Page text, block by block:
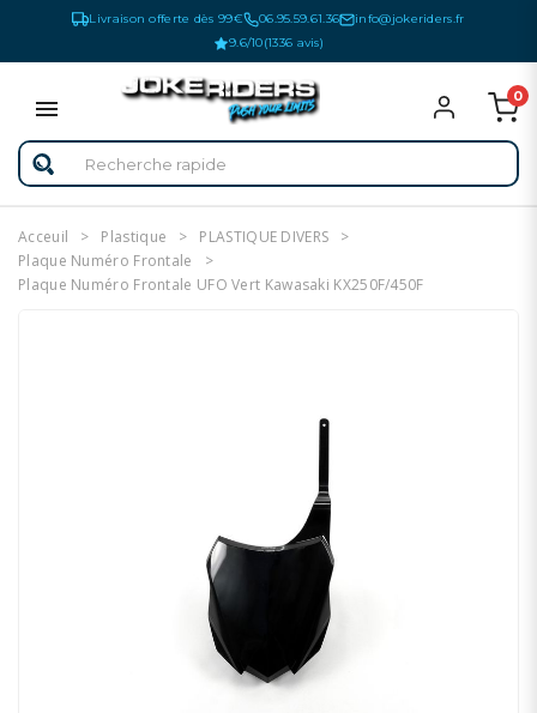
Livraison offerte dès 99€ 06.95.59.61.36
info@jokeriders.fr
9.6/10(1336 avis)
0
Acceuil Plastique
PLASTIQUE DIVERS
Plaque Numéro Frontale
Plaque Numéro Frontale UFO Vert Kawasaki KX250F/450F